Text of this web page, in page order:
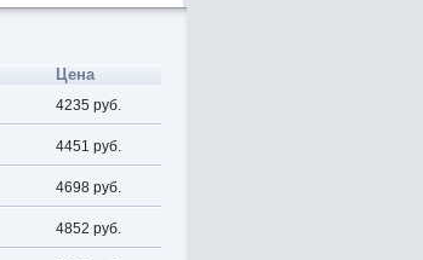
Цена
4235 руб.
4451 руб.
4698 руб.
4852 руб.